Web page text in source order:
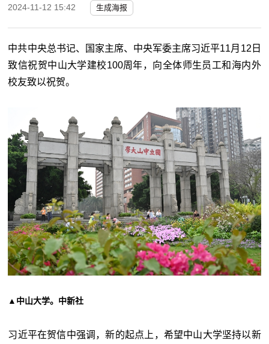
2024-11-12 15:42 生成海报
中共中央总书记、国家主席、中央军委主席习近平11月12日
致信祝贺中山大学建校100周年，向全体师生员工和海内外
校友致以祝贺。
▲中山大学。中新社
习近平在贺信中强调，新的起点上，希望中山大学坚持以新